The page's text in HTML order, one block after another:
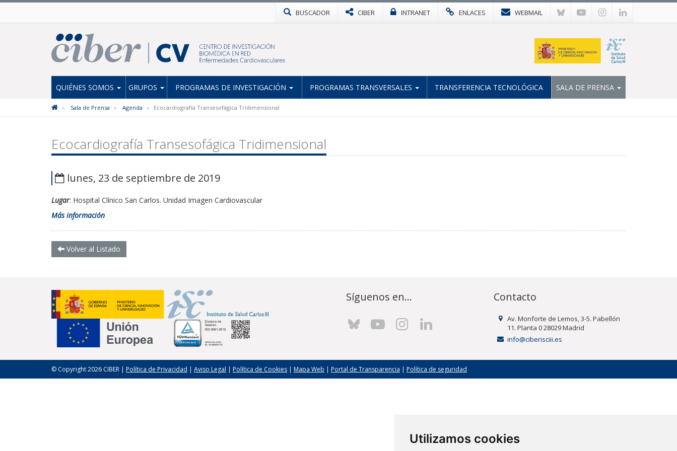
Utilizamos cookies
BUSCADOR CIBER INTRANET ENLACES WEBMAIL
QUIÉNES SOMOS GRUPOS PROGRAMAS DE INVESTIGACIÓN PROGRAMAS TRANSVERSALES TRANSFERENCIA TECNOLÓGICA SALA DE PRENSA
Sala de Prensa Agenda Ecocardiografía Transesofágica Tridimensional
Ecocardiografía Transesofágica Tridimensional
lunes, 23 de septiembre de 2019
Lugar: Hospital Clínico San Carlos. Unidad Imagen Cardiovascular
Más información
Volver al Listado
Síguenos en... Contacto
Av. Monforte de Lemos, 3-5. Pabellón
11. Planta 0 28029 Madrid
info@ciberisciii.es
© Copyright 2026 CIBER | Política de Privacidad | Aviso Legal | Política de Cookies | Mapa Web | Portal de Transparencia | Política de seguridad